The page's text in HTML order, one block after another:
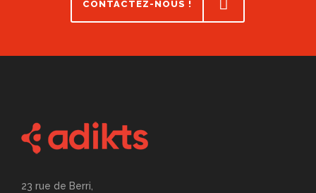
CONTACTEZ-NOUS !
23 rue de Berri,